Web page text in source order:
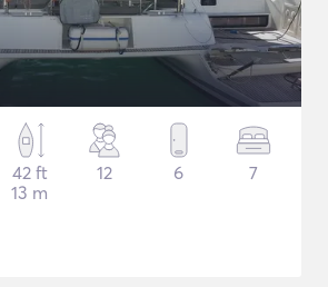
42 ft
13 m
12 6 7